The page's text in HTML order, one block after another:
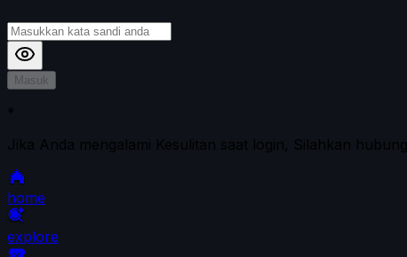
Masuk
*
Jika Anda mengalami Kesulitan saat login, Silahkan
home
explore